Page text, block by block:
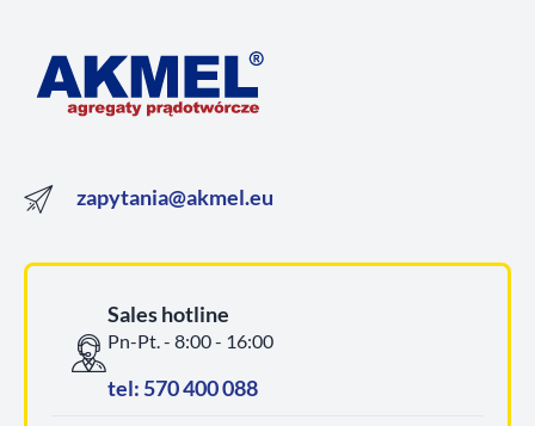
zapytania@akmel.eu
Sales hotline
Pn-Pt. - 8:00 - 16:00
tel: 570 400 088